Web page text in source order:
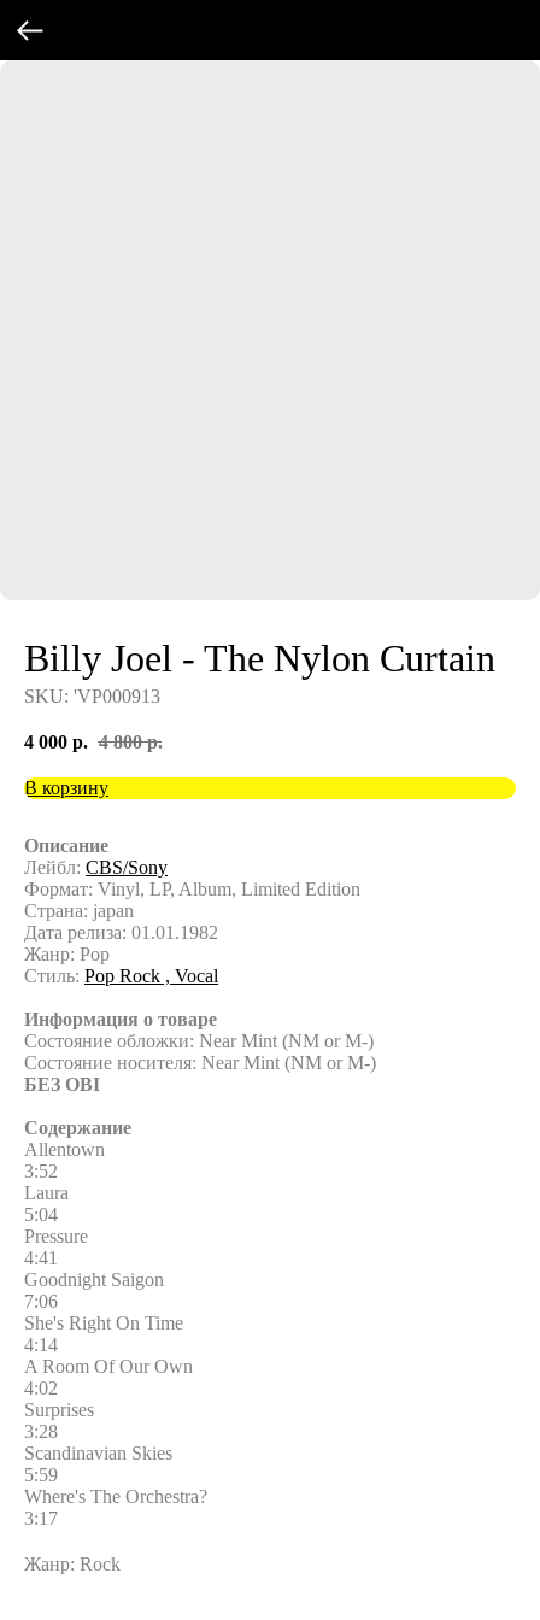
Billy Joel - The Nylon Curtain
SKU: 'VP000913
4 000 р. 4 800 р.
В корзину
Описание
Лейбл: CBS/Sony
Формат: Vinyl, LP, Album, Limited Edition
Страна: japan
Дата релиза: 01.01.1982
Жанр: Pop
Стиль: Pop Rock , Vocal
Информация о товаре
Состояние обложки: Near Mint (NM or M-)
Состояние носителя: Near Mint (NM or M-)
БЕЗ OBI
Содержание
Allentown
3:52
Laura
5:04
Pressure
4:41
Goodnight Saigon
7:06
She's Right On Time
4:14
A Room Of Our Own
4:02
Surprises
3:28
Scandinavian Skies
5:59
Where's The Orchestra?
3:17
Жанр: Rock